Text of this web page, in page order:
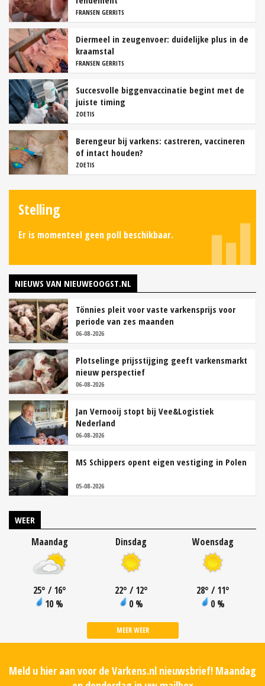
FRANSEN GERRITS
Diermeel in zeugenvoer: duidelijke plus in de
kraamstal
FRANSEN GERRITS
Succesvolle biggenvaccinatie begint met de
juiste timing
ZOETIS
Berengeur bij varkens: castreren, vaccineren
of intact houden?
ZOETIS
Stelling
Er is momenteel geen poll beschikbaar.
NIEUWS VAN NIEUWEOOGST.NL
Tönnies pleit voor vaste varkensprijs voor
periode van zes maanden
06-08-2026
Plotselinge prijsstijging geeft varkensmarkt
nieuw perspectief
06-08-2026
Jan Vernooij stopt bij Vee&Logistiek
Nederland
06-08-2026
MS Schippers opent eigen vestiging in Polen
05-08-2026
WEER
Maandag
25° / 16°
10 %
Dinsdag
22° / 12°
0 %
Woensdag
28° / 11°
0 %
MEER WEER
Meld u hier aan voor de Varkens.nl nieuwsbrief! Maandag